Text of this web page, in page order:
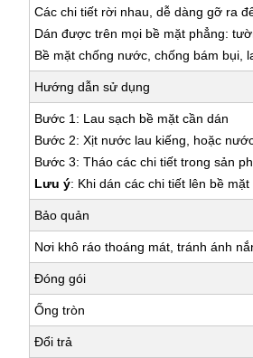
Các chi tiết rời nhau, dễ dàng gỡ ra
Dán được trên mọi bề mặt phẳng:
Bề mặt chống nước, chống bám bụi,
Hướng dẫn sử dụng
Bước 1: Lau sạch bề mặt cần dán
Bước 2: Xịt nước lau kiếng, hoặc
Bước 3: Tháo các chi tiết trong sản
Lưu ý: Khi dán các chi tiết lên bề
Bảo quản
Nơi khô ráo thoáng mát, tránh ánh
Đóng gói
Ống tròn
Đổi trả